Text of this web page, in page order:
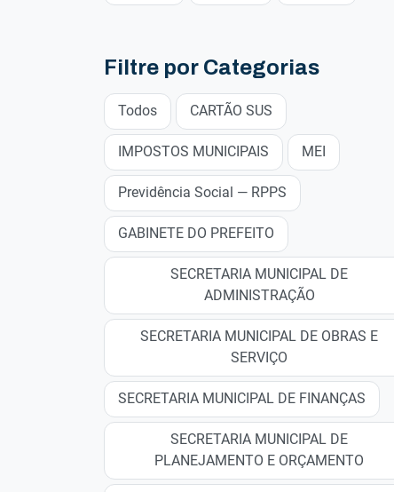
Filtre por Categorias
Todos CARTÃO SUS
IMPOSTOS MUNICIPAIS MEI
Previdência Social — RPPS
GABINETE DO PREFEITO
SECRETARIA MUNICIPAL DE
ADMINISTRAÇÃO
SECRETARIA MUNICIPAL DE OBRAS E
SERVIÇO
SECRETARIA MUNICIPAL DE FINANÇAS
SECRETARIA MUNICIPAL DE
PLANEJAMENTO E ORÇAMENTO